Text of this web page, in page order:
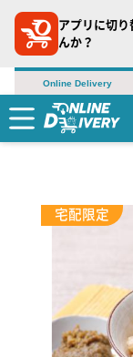
アプリに切り
んか？
Online Delivery
宅配限定